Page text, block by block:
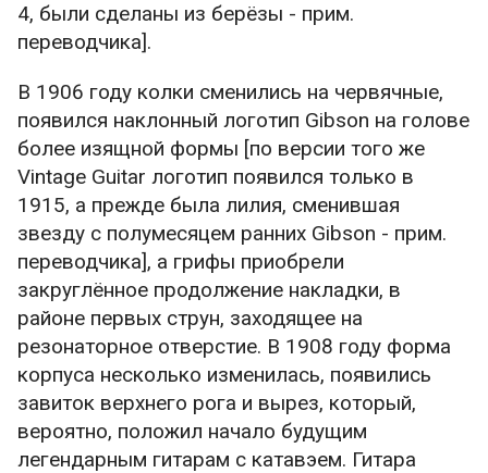
4, были сделаны из берёзы - прим.
переводчика].
В 1906 году колки сменились на червячные,
появился наклонный логотип Gibson на голове
более изящной формы [по версии того же
Vintage Guitar логотип появился только в
1915, а прежде была лилия, сменившая
звезду с полумесяцем ранних Gibson - прим.
переводчика], а грифы приобрели
закруглённое продолжение накладки, в
районе первых струн, заходящее на
резонаторное отверстие. В 1908 году форма
корпуса несколько изменилась, появились
завиток верхнего рога и вырез, который,
вероятно, положил начало будущим
легендарным гитарам с катавэем. Гитара